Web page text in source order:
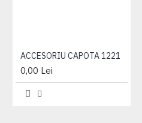
ACCESORIU CAPOTA 1221
0,00 Lei